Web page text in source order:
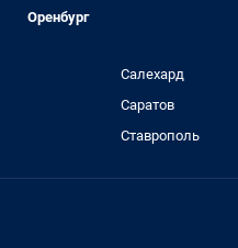
Оренбург
Салехард
Саратов
Ставрополь